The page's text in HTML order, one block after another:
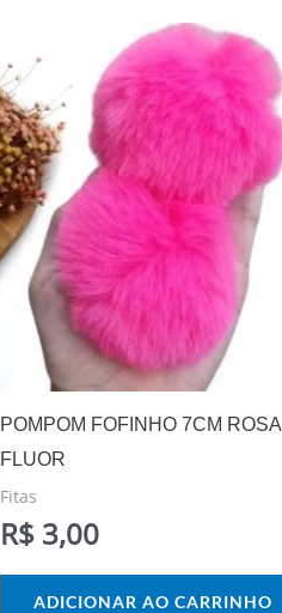
POMPOM FOFINHO 7CM ROSA
FLUOR
Fitas
R$3,00
ADICIONAR AO CARRINHO